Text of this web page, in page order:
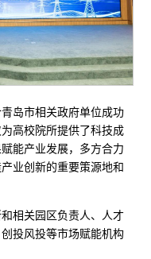
岛市相关政府单位成功
高校院所提供了科技成
能产业发展，多方合力
业创新的重要策源地和
相关园区负责人、人才
投风投等市场赋能机构